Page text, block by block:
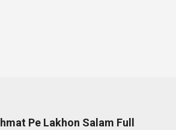
Pe Lakhon Salam Full